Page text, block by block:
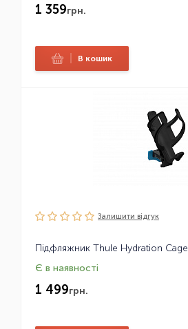
1 359грн.
В кошик
Залишити вiдгук
Підфляжник Thule Hydration Cage
Є в наявності
1 499грн.